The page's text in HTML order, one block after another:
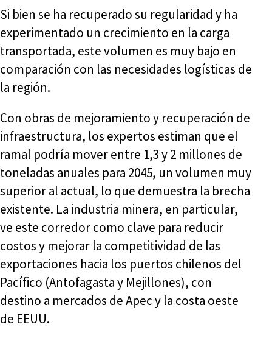
Si bien se ha recuperado su regularidad y ha
experimentado un crecimiento en la carga
transportada, este volumen es muy bajo en
comparación con las necesidades logísticas de
la región.
Con obras de mejoramiento y recuperación de
infraestructura, los expertos estiman que el
ramal podría mover entre 1,3 y 2 millones de
toneladas anuales para 2045, un volumen muy
superior al actual, lo que demuestra la brecha
existente. La industria minera, en particular,
ve este corredor como clave para reducir
costos y mejorar la competitividad de las
exportaciones hacia los puertos chilenos del
Pacífico (Antofagasta y Mejillones), con
destino a mercados de Apec y la costa oeste
de EEUU.